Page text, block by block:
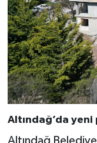
Altındağ’da
Altındağ